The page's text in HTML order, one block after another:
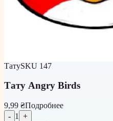
ТатуSKU 147
Тату Angry Birds
9,99 ₴Подробнее
- 1
+